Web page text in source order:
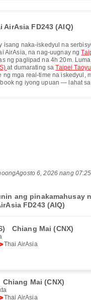
AirAsia FD243 (AIQ)
isang naka-iskedyul na
AirAsia, na nag-uugnay ng
ng paglipad na 4h 20m.
at dumarating saTaipei
ng mga real-time na iskedyul,
ng iyong upuan — lahat
Agosto 6, 2026 nang
ang pinakamahusay
FD243 (AIQ)
Chiang Mai (CNX)
Thai AirAsia
Chiang Mai (CNX)
Thai AirAsia